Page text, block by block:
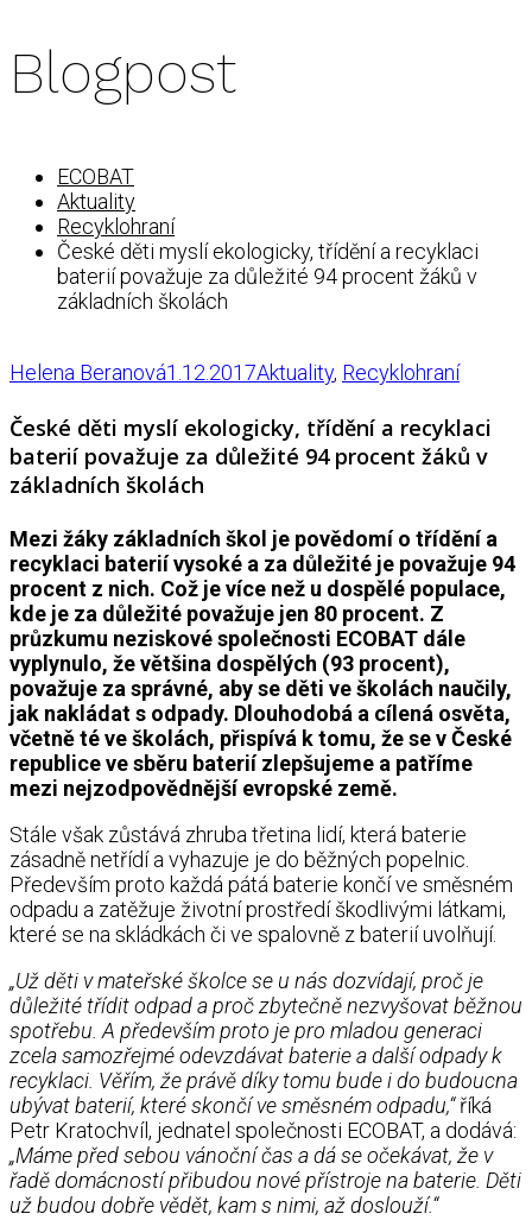
Blogpost
ECOBAT
Aktuality
Recyklohraní
České děti myslí ekologicky, třídění a recyklaci
baterií považuje za důležité 94 procent žáků v
základních školách
Helena Beranová1.12.2017Aktuality, Recyklohraní
České děti myslí ekologicky, třídění a recyklaci
baterií považuje za důležité 94 procent žáků v
základních školách
Mezi žáky základních škol je povědomí o třídění a
recyklaci baterií vysoké a za důležité je považuje 94
procent z nich. Což je více než u dospělé populace,
kde je za důležité považuje jen 80 procent. Z
průzkumu neziskové společnosti ECOBAT dále
vyplynulo, že většina dospělých (93 procent),
považuje za správné, aby se děti ve školách naučily,
jak nakládat s odpady. Dlouhodobá a cílená osvěta,
včetně té ve školách, přispívá k tomu, že se v České
republice ve sběru baterií zlepšujeme a patříme
mezi nejzodpovědnější evropské země.
Stále však zůstává zhruba třetina lidí, která baterie
zásadně netřídí a vyhazuje je do běžných popelnic.
Především proto každá pátá baterie končí ve směsném
odpadu a zatěžuje životní prostředí škodlivými látkami,
které se na skládkách či ve spalovně z baterií uvolňují.
„Už děti v mateřské školce se u nás dozvídají, proč je
důležité třídit odpad a proč zbytečně nezvyšovat běžnou
spotřebu. A především proto je pro mladou generaci
zcela samozřejmé odevzdávat baterie a další odpady k
recyklaci. Věřím, že právě díky tomu bude i do budoucna
ubývat baterií, které skončí ve směsném odpadu,“říká
Petr Kratochvíl, jednatel společnosti ECOBAT, a dodává:
„Máme před sebou vánoční čas a dá se očekávat, že v
řadě domácností přibudou nové přístroje na baterie. Děti
už budou dobře vědět, kam s nimi, až doslouží.“